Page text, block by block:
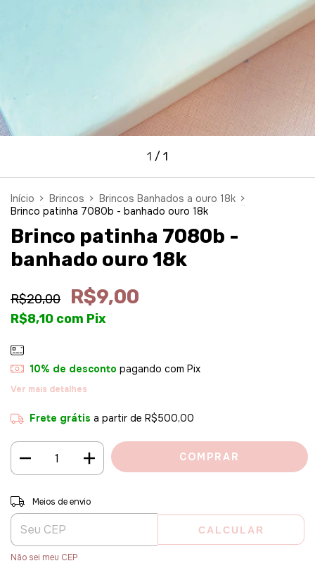
1 / 1
Início > Brincos > Brincos Banhados a ouro 18k >
Brinco patinha 7080b - banhado ouro 18k
Brinco patinha 7080b -
banhado ouro 18k
R$20,00 R$9,00
R$8,10 com Pix
10% de desconto pagando com Pix
Ver mais detalhes
Frete grátis a partir de R$500,00
Entregas para o CEP:
Meios de envio
CALCULAR
Não sei meu CEP